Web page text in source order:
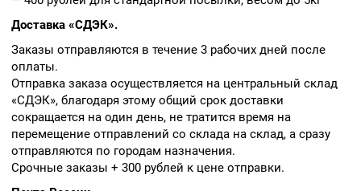
Доставка «СДЭК».
Заказы отправляются в течение 3 рабочих дней после
оплаты.
Отправка заказа осуществляется на центральный склад
«СДЭК», благодаря этому общий срок доставки
сокращается на один день, не тратится время на
перемещение отправлений со склада на склад, а сразу
отправляются по городам назначения.
Срочные заказы + 300 рублей к цене отправки.